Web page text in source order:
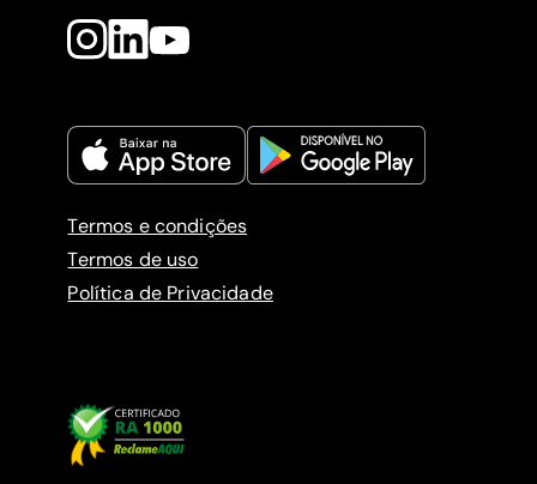
Termos e condições
Termos de uso
Política de Privacidade